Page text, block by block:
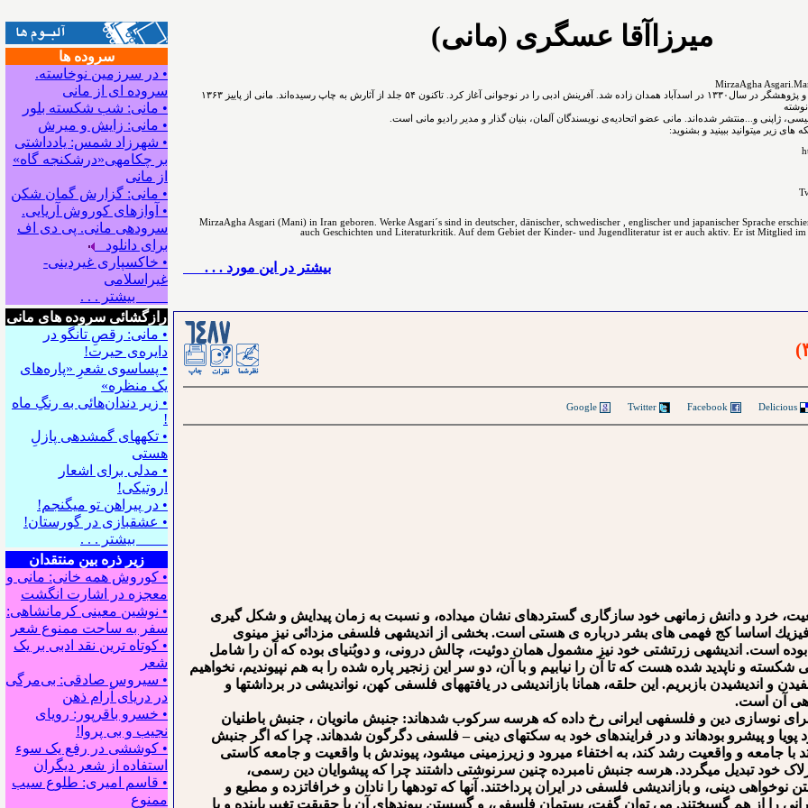
سروده ها
• در سرزمین نوخاسته.
سروده ای از مانی
• مانی: شب شکسته بلور
• مانی: زایش و میرش
• شهرزاد شمس: یادداشتی
بر چکامه‍ی«درشکنجه گاه»
از مانی
• مانی: گزارش گمان شکن
• آوازهای کوروش آریایی.
سروده‍ی مانی. پی دی اف
برای دانلود
• خاکسپاری غیردینی-
غیراسلامی
بیشتر . . .
رازگشائی سروده های مانی
• مانی: رقصِ تانگو در
دایره‌ی حیرت!
• پساسوی شعرِ «پاره‌های
یک منظره»
• زیر دندان‌هائی به رنگِ ماه
!
• تکه⁪های گمشده⁪ی پازلِ
هستی
• مدلی برای اشعار
اروتیکی!
• در پیراهن تو می⁪گنجم!
• عشقبازی در گورستان!
بیشتر . . .
زیر ذره بین منتقدان
• کوروش همه خانی: مانی و
معجزه در اشارت انگشت
• نوشین معینی کرمانشاهی:
سفر به ساحت ممنوع شعر
• کوتاه ترین نقد ادبی بر یک
شعر
• سیروس صادقی: بی‌مرگی
در دریای آرام ذهن
• خسرو باقرپور: ﺭوﻳﺎﻯ
ﻧﺠﻴﺐ ﻭ ﺑﻰ ﭘﺮﻭﺍ!
• کوششی در رفع یک سوء
استفاده از شعر دیگران
• قاسم امیری: طلوع سیب
ممنوع
میرزاآقا عسگری (مانی)
ﻣﻴﺮﺯﺍﺁﻗﺎﻋﺴگرﻯ(ﻣﺎﻧﻰ) شاعر، نویسنده و پژوهشگر ﺩﺭ ﺳﺎﻝ۱۳۳۰ در اسدآباد همدان ﺯﺍﺩﻩ ﺷﺪ. ﺁﻓﺮﻳﻨﺶ ﺍﺩﺑﻰ ﺭﺍ ﺩﺭ ﻧﻮﺟﻮﺍﻧﻰ ﺁﻏﺎﺯ ﻛﺮﺩ. ﺗﺎﻛﻨﻮﻥ ۵۴ ﺟﻠﺪ ﺍﺯ ﺁﺛﺎﺭﺵ ﺑﻪ ﭼﺎﭖ ﺭﺳﻴﺪه‌اﻧﺪ. مانی از ﭘﺎﻳﻴﺰ ۱۳۶۳
ژاپنی و...ﻣﻨﺘﺸﺮ ﺷﺪﻩ⁯اند. مانی عضو اتحادیه‌ی نویسندگان آلمان، بنیان گذار و مدیر رادیو مانی است.
زیر میتوانید ببینید و بشنوید:
MirzaAgha Asgari (Mani) in Iran geboren. Werke Asgari´s sind in deutscher, dänischer, schwedischer , englischer und japanischer Sprache
auch Geschichten und Literaturkritik. Auf dem Gebiet der Kinder- und Jugendliteratur ist er auch aktiv. Er ist Mitglied
بيشتر در این مورد . . .
Delicious
Twitter
Google
خرد و دانش زمانه⁯ی خود سازگاری گسترده⁯ای نشان می⁯داده، و نسبت به زمان پیدایش و شکل گیری
اساسا كج فهمی های بشر درباره ی هستی است. بخشی از اندیشه⁯ی فلسفی مزدائی نیز مینوی
بوده است. اندیشه⁯ی زرتشتی خود نیز مشمول همان دوئیت، چالش درونی، و دوبُنی⁯ای بوده که آن را شامل
و ناپدید شده هست که تا آن را نیابیم و با آن، دو سر این زنجیر پاره شده را به هم نپیوندیم، نخواهیم
و اندیشیدن بازبریم. این حلقه، همانا بازاندیشی در یافته⁯های فلسفی کهن، نواندیشی در برداشت⁯ها و
آن است.
نوسازی دین و فلسفه⁯ی ایرانی رخ داده که هرسه سرکوب شده⁯اند: جنبش مانویان ، جنبش باطنیان
و پیشرو بوده⁯اند و در فرایندهای خود به سکت⁯های دینی – فلسفی دگرگون شده⁯اند. چرا که اگر جنبش
با جامعه و واقعیت رشد کند، به اختفاء می⁯رود و زیرزمینی می⁯شود، پیوندش با واقعیت و جامعه کاستی
خود تبدیل می⁯گردد. هرسه جنبش نامبرده چنین سرنوشتی داشتند چرا که پیشوایان دین رسمی،
دینی، و بازاندیشی فلسفی در ایران پرداختند. آن⁯ها که توده⁯ها را نادان و خرافات⁯زده و مطیع و
را از هم گسیختند. می توان گفت، بستمان فلسفی، و گسستن پیوندهای آن با حقیقتِ تغییریابنده و با